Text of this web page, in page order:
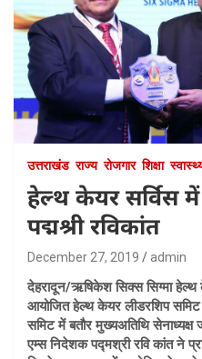
उत्तराखंड राज्य रोजगार शिक्षा
हेल्थ केयर सर्विस
पद्मश्री रविकांत
December 27, 2019 admin
देहरादून/ऋषिकेश सिक्स सिग्मा
आयोजित हेल्थ केयर लीडरशिप
समिट में बतौर मुख्यअतिथि सेनाध्यक्ष
एम्स निदेशक पद्मश्री रवि कांत ने